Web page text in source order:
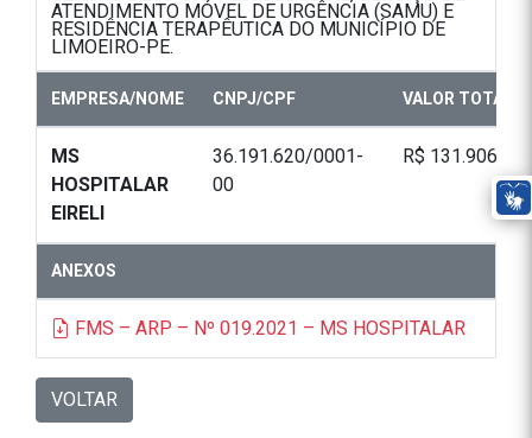
ATENDIMENTO MÓVEL DE URGÊNCIA (SAMU) E
RESIDÊNCIA TERAPÊUTICA DO MUNICÍPIO DE
LIMOEIRO-PE.
EMPRESA/NOME CNPJ/CPF VALOR TOTAL
MS
HOSPITALAR
EIRELI
36.191.620/0001-
00
R$ 131.906,00
ANEXOS
FMS – ARP – Nº 019.2021 – MS HOSPITALAR
VOLTAR